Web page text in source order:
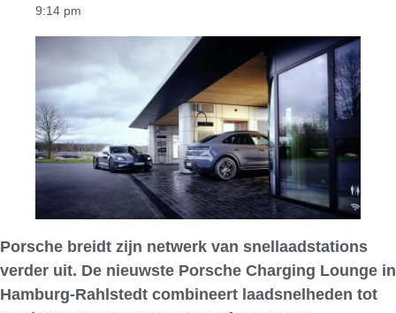
9:14 pm
Porsche breidt zijn netwerk van snellaadstations
verder uit. De nieuwste Porsche Charging Lounge in
Hamburg-Rahlstedt combineert laadsnelheden tot